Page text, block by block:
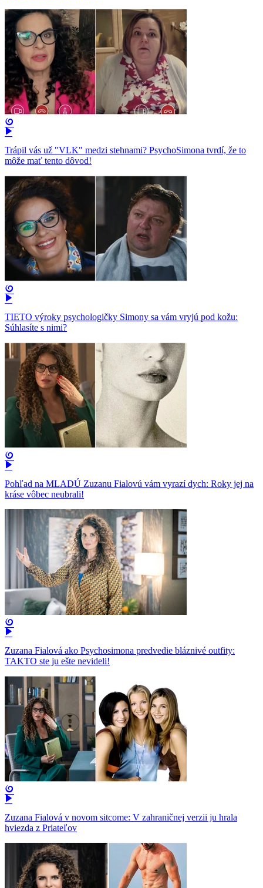
Trápil vás už "VLK" medzi stehnami? PsychoSimona tvrdí, že to
môže mať tento dôvod!
TIETO výroky psychologičky Simony sa vám vryjú pod kožu:
Súhlasíte s nimi?
Pohľad na MLADÚ Zuzanu Fialovú vám vyrazí dych: Roky jej na
kráse vôbec neubrali!
Zuzana Fialová ako Psychosimona predvedie bláznivé outfity:
TAKTO ste ju ešte nevideli!
Zuzana Fialová v novom sitcome: V zahraničnej verzii ju hrala
hviezda z Priateľov